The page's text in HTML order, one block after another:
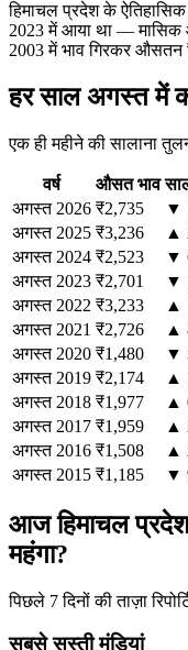
हिमाचल प्रदेश के
2023 में आया था —
2003 में भाव गिरकर औसतन
हर साल अगस्त में
एक ही महीने की सालाना
वर्ष औसत भाव
अगस्त 2026 ₹2,735
▼
अगस्त 2025 ₹3,236
▲
अगस्त 2024 ₹2,523
▼
अगस्त 2023 ₹2,701
▼
अगस्त 2022 ₹3,233
▲
अगस्त 2021 ₹2,726
▲
अगस्त 2020 ₹1,480
▼
अगस्त 2019 ₹2,174
▲
अगस्त 2018 ₹1,977
▲
अगस्त 2017 ₹1,959
▲
अगस्त 2016 ₹1,508
▲
अगस्त 2015 ₹1,185 ▼
आज हिमाचल
महंगा?
पिछले 7 दिनों की ताज़ा
सबसे सस्ती मंडियां